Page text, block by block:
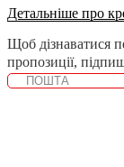
Детальніше про
Щоб дізнаватися
пропозиції,